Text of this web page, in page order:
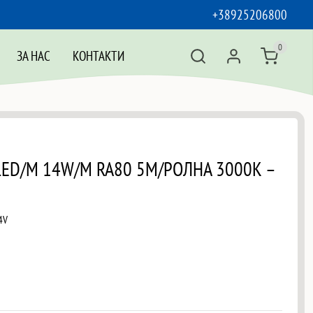
+38925206800
ЗА НАС КОНТАКТИ 0
M 14W/M RA80 5M/РОЛНА 3000K –